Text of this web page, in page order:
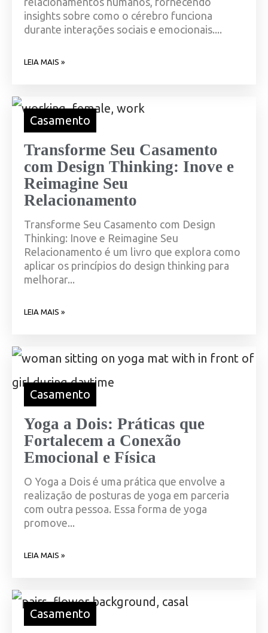
insights sobre como o cérebro funciona
durante interações sociais e emocionais....
LEIA MAIS »
Casamento
Transforme Seu Casamento
com Design Thinking: Inove e
Reimagine Seu
Relacionamento
Transforme Seu Casamento com Design
Thinking: Inove e Reimagine Seu
Relacionamento é um livro que explora como
aplicar os princípios do design thinking para
melhorar...
LEIA MAIS »
Casamento
Yoga a Dois: Práticas que
Fortalecem a Conexão
Emocional e Física
O Yoga a Dois é uma prática que envolve a
realização de posturas de yoga em parceria
com outra pessoa. Essa forma de yoga
promove...
LEIA MAIS »
Casamento